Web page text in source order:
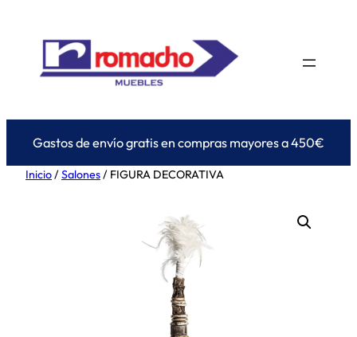
contenido
Gastos de envío gratis en compras mayores a 450€
Inicio/Salones/ FIGURA DECORATIVA